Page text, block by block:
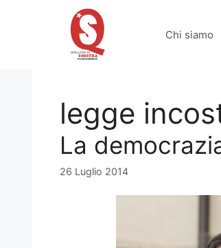
Chi siamo
legge
La
26 Luglio 2014